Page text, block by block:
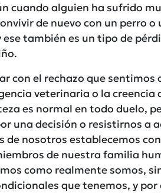
cuando alguien ha sufrido
de nuevo con un perro
también es un tipo de
con el rechazo que sentimos
veterinaria o la creencia
es normal en todo duelo,
una decisión o resistirnos a
de nosotros establecemos
de nuestra familia
como realmente somos,
que tenemos, y